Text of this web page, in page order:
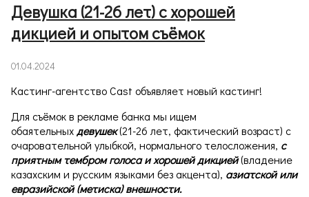
Девушка (21-26 лет) с хорошей
дикцией и опытом съёмок
01.04.2024
Кастинг-агентство Cast объявляет новый кастинг!
Для съёмок в рекламе банка мы ищем
обаятельныхдевушек(21-26 лет, фактический возраст) с
очаровательной улыбкой, нормального телосложения, с
приятным тембром голоса и хорошей дикцией(владение
казахским и русским языками без акцента), азиатской или
евразийской (метиска) внешности.